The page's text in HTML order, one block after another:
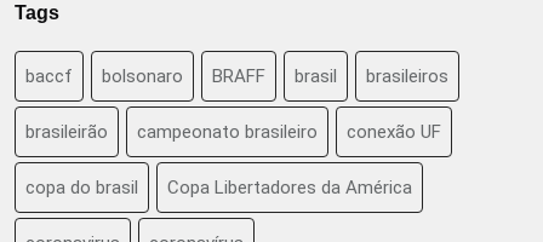
Tags
baccf bolsonaro BRAFF brasil brasileiros
brasileirão campeonato brasileiro conexão UF
copa do brasil Copa Libertadores da América